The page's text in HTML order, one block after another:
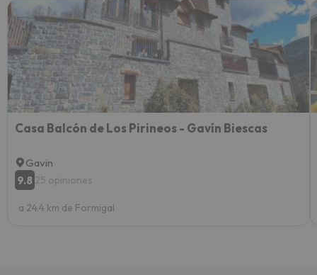
yo.
Casa Balcón de Los Pirineos - Gavín Biescas
Gavin
9.8 25 opiniones
a 24.4 km de Formigal